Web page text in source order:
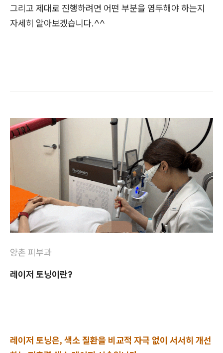
그리고 제대로 진행하려면 어떤 부분을 염두해야 하는지
자세히 알아보겠습니다.^^
양촌 피부과
레이저 토닝이란?
레이저 토닝은, 색소 질환을 비교적 자극 없이 서서히 개선